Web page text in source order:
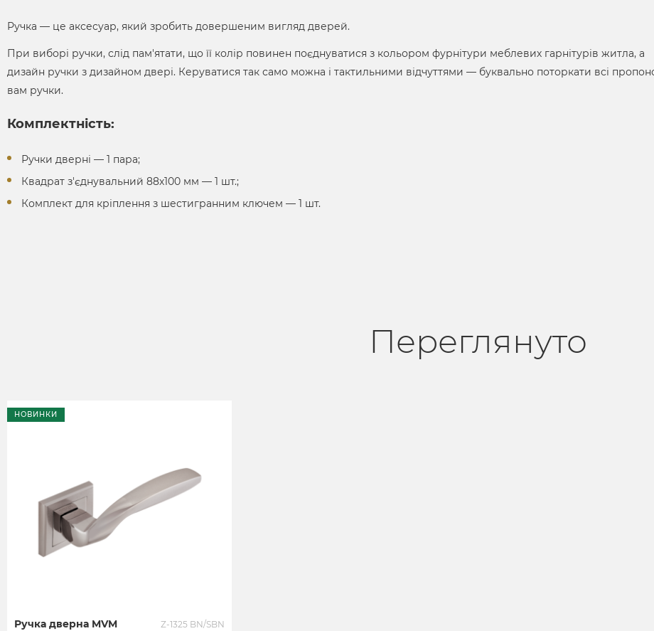
Ручка ― це аксесуар, який зробить довершеним вигляд дверей.
При виборі ручки, слід пам'ятати, що її колір повинен поєднуватися з кольором фурнітури меблевих гарнітурів житла, а
дизайн ручки з дизайном двері. Керуватися так само можна і тактильними відчуттями ― буквально поторкати всі
вам ручки.
Комплектність:
Ручки дверні ― 1 пара;
Квадрат з'єднувальний 88х100 мм ― 1 шт.;
Комплект для кріплення з шестигранним ключем ― 1 шт.
Переглянуто
НОВИНКИ
Ручка дверна MVM Z-1325 BN/SBN